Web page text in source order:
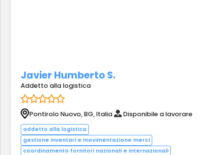
Javier Humberto S.
Addetto alla logistica
Pontirolo Nuovo, BG, Italia Disponibile a lavorare
addetto alla logistica
gestione inventari e movimentazione merci
coordinamento fornitori nazionali e internazionali